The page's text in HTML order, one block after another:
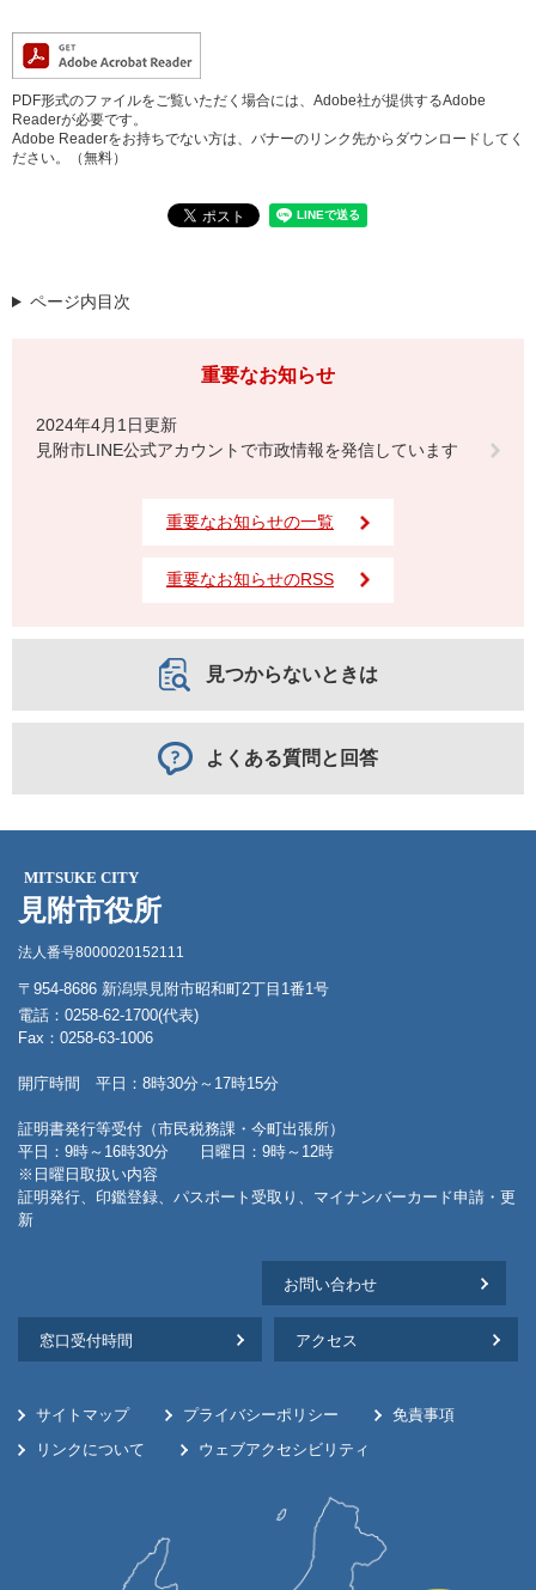
PDF形式のファイルをご覧いただく場合には、Adobe社が提供するAdobe
Readerが必要です。
Adobe Readerをお持ちでない方は、バナーのリンク先からダウンロードしてく
ださい。（無料）
ページ内目次
重要なお知らせ
2024年4月1日更新
見附市LINE公式アカウントで市政情報を発信しています
重要なお知らせの一覧
重要なお知らせのRSS
見つからないときは
よくある質問と回答
MITSUKE CITY
見附市役所
法人番号8000020152111
〒954-8686 新潟県見附市昭和町2丁目1番1号
電話：0258-62-1700(代表)
Fax：0258-63-1006
開庁時間 平日：8時30分～17時15分
証明書発行等受付（市民税務課・今町出張所）
平日：9時～16時30分 日曜日：9時～12時
※日曜日取扱い内容
証明発行、印鑑登録、パスポート受取り、マイナンバーカード申請・更
新
お問い合わせ
窓口受付時間 アクセス
サイトマップ プライバシーポリシー
免責事項
リンクについて
ウェブアクセシビリティ